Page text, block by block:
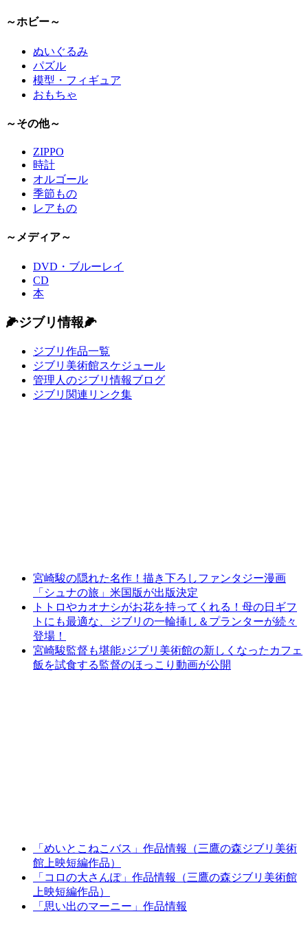
～ホビー～
ぬいぐるみ
パズル
模型・フィギュア
おもちゃ
～その他～
ZIPPO
時計
オルゴール
季節もの
レアもの
～メディア～
DVD・ブルーレイ
CD
本
🌽ジブリ情報🌽
ジブリ作品一覧
ジブリ美術館スケジュール
管理人のジブリ情報ブログ
ジブリ関連リンク集
宮崎駿の隠れた名作！描き下ろしファンタジー漫画
「シュナの旅」米国版が出版決定
トトロやカオナシがお花を持ってくれる！母の日ギフ
トにも最適な、ジブリの一輪挿し＆プランターが続々
登場！
宮崎駿監督も堪能♪ジブリ美術館の新しくなったカフェ
飯を試食する監督のほっこり動画が公開
「めいとこねこバス」作品情報（三鷹の森ジブリ美術
館上映短編作品）
「コロの大さんぽ」作品情報（三鷹の森ジブリ美術館
上映短編作品）
「思い出のマーニー」作品情報